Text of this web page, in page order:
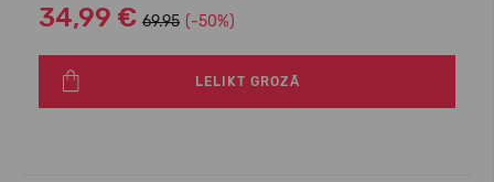
34,99 € 69.95 (-50%)
LELIKT GROZĀ